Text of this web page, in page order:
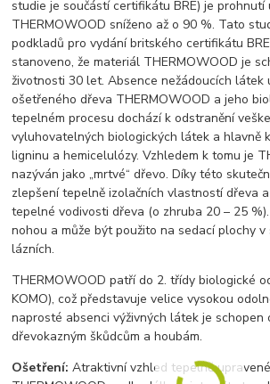
studie je součástí certifikátu BRE) je prohnutí
THERMOWOOD sníženo až o 90 %. Tato
podkladů pro vydání britského certifikátu
stanoveno, že materiál THERMOWOOD je
životnosti 30 let. Absence nežádoucích látek
ošetřeného dřeva THERMOWOOD a jeho
tepelném procesu dochází k odstranění
vyluhovatelných biologických látek a hlavně
ligninu a hemicelulózy. Vzhledem k tomu je
nazýván jako „mrtvé“ dřevo. Díky této
zlepšení tepelně izolačních vlastností dřeva
tepelné vodivosti dřeva (o zhruba 20 – 25
nohou a může být použito na sedací plochy
lázních.
THERMOWOOD patří do 2. třídy biologické
KOMO), což představuje velice vysokou
naprosté absenci výživných látek je schopen
dřevokazným škůdcům a houbám.
Ošetření: Atraktivní vzhled tepelně